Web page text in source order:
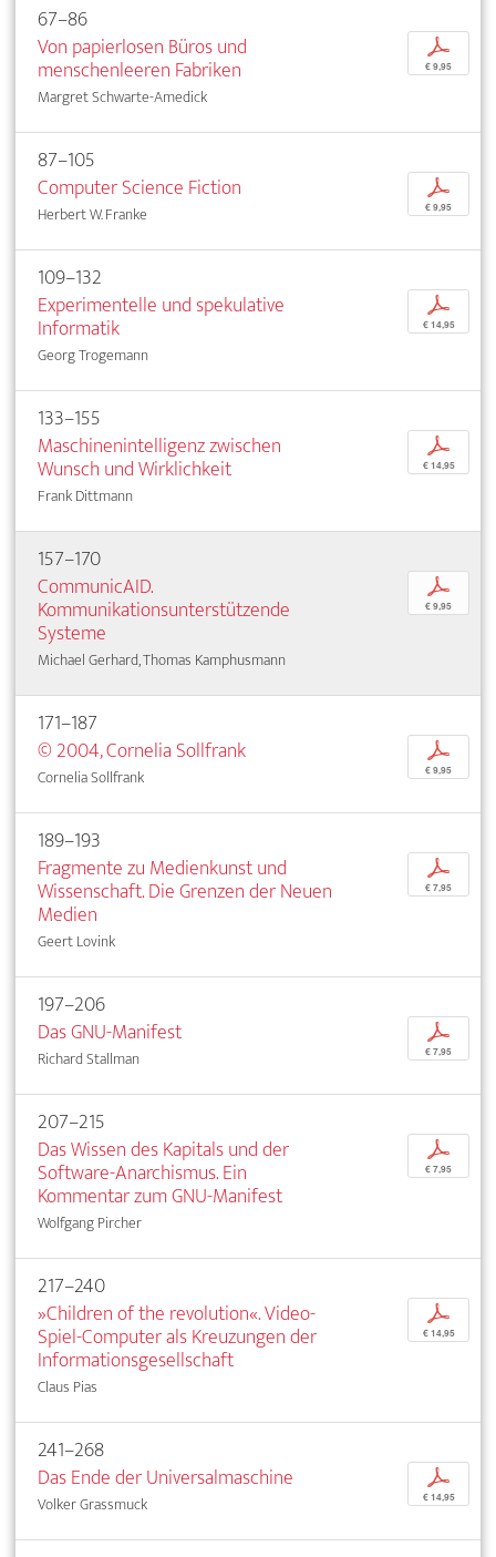
67–86
Von papierlosen Büros und
menschenleeren Fabriken
Margret Schwarte-Amedick
p
€ 9,95
87–105
Computer Science Fiction
Herbert W. Franke
p
€ 9,95
109–132
Experimentelle und spekulative
Informatik
Georg Trogemann
p
€ 14,95
133–155
Maschinenintelligenz zwischen
Wunsch und Wirklichkeit
Frank Dittmann
p
€ 14,95
157–170
CommunicAID.
Kommunikationsunterstützende
Systeme
Michael Gerhard, Thomas Kamphusmann
p
€ 9,95
171–187
© 2004, Cornelia Sollfrank
Cornelia Sollfrank
p
€ 9,95
189–193
Fragmente zu Medienkunst und
Wissenschaft. Die Grenzen der Neuen
Medien
Geert Lovink
p
€ 7,95
197–206
Das GNU-Manifest
Richard Stallman
p
€ 7,95
207–215
Das Wissen des Kapitals und der
Software-Anarchismus. Ein
Kommentar zum GNU-Manifest
Wolfgang Pircher
p
€ 7,95
217–240
»Children of the revolution«. Video-
Spiel-Computer als Kreuzungen der
Informationsgesellschaft
Claus Pias
p
€ 14,95
241–268
Das Ende der Universalmaschine
Volker Grassmuck
p
€ 14,95